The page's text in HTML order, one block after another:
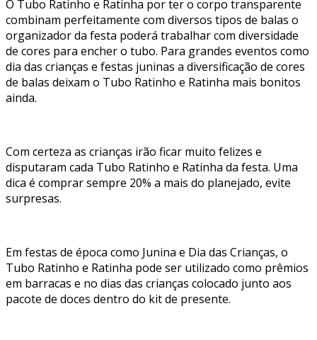
O Tubo Ratinho e Ratinha por ter o corpo transparente
combinam perfeitamente com diversos tipos de balas o
organizador da festa poderá trabalhar com diversidade
de cores para encher o tubo. Para grandes eventos como
dia das crianças e festas juninas a diversificação de cores
de balas deixam o Tubo Ratinho e Ratinha mais bonitos
ainda.
Com certeza as crianças irão ficar muito felizes e
disputaram cada Tubo Ratinho e Ratinha da festa. Uma
dica é comprar sempre 20% a mais do planejado, evite
surpresas.
Em festas de época como Junina e Dia das Crianças, o
Tubo Ratinho e Ratinha pode ser utilizado como prêmios
em barracas e no dias das crianças colocado junto aos
pacote de doces dentro do kit de presente.